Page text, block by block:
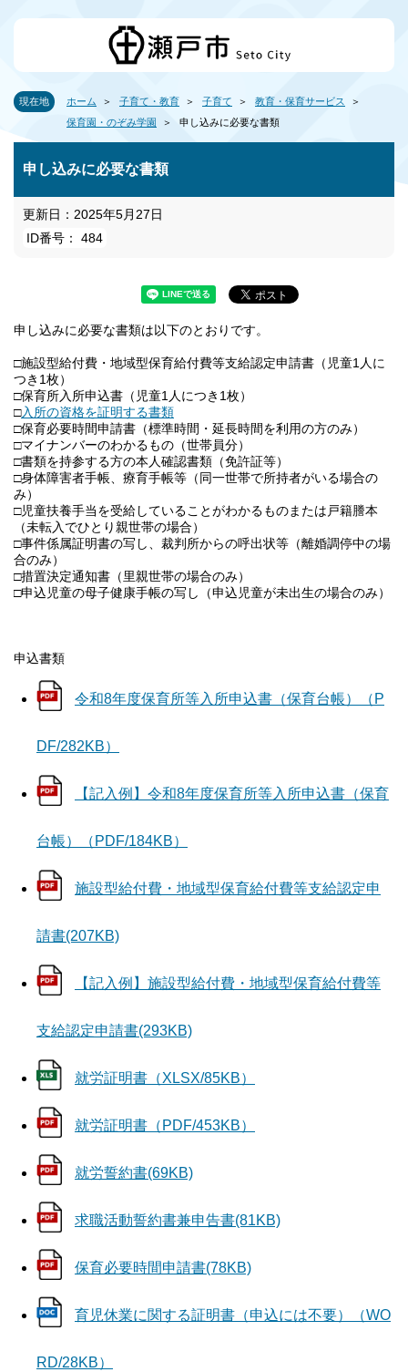
現在地 ホーム 子育て・教育 子育て
教育・保育サービス
保育園・のぞみ学園
申し込みに必要な書類
申し込みに必要な書類
更新日：2025年5月27日
ID番号： 484
申し込みに必要な書類は以下のとおりです。
□施設型給付費・地域型保育給付費等支給認定申請書（児童1人に
つき1枚）
□保育所入所申込書（児童1人につき1枚）
□入所の資格を証明する書類
□保育必要時間申請書（標準時間・延長時間を利用の方のみ）
□マイナンバーのわかるもの（世帯員分）
□書類を持参する方の本人確認書類（免許証等）
□身体障害者手帳、療育手帳等（同一世帯で所持者がいる場合の
み）
□児童扶養手当を受給していることがわかるものまたは戸籍謄本
（未転入でひとり親世帯の場合）
□事件係属証明書の写し、裁判所からの呼出状等（離婚調停中の場
合のみ）
□措置決定通知書（里親世帯の場合のみ）
□申込児童の母子健康手帳の写し（申込児童が未出生の場合のみ）
申込書類
令和8年度保育所等入所申込書（保育台帳）（P
DF/282KB）
【記入例】令和8年度保育所等入所申込書（保育
台帳）（PDF/184KB）
施設型給付費・地域型保育給付費等支給認定申
請書(207KB)
【記入例】施設型給付費・地域型保育給付費等
支給認定申請書(293KB)
就労証明書（XLSX/85KB）
就労証明書（PDF/453KB）
就労誓約書(69KB)
求職活動誓約書兼申告書(81KB)
保育必要時間申請書(78KB)
育児休業に関する証明書（申込には不要）（WO
RD/28KB）